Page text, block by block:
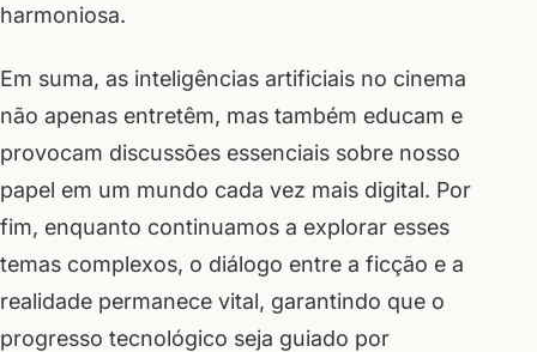
harmoniosa.
Em suma, as inteligências artificiais no cinema
não apenas entretêm, mas também educam e
provocam discussões essenciais sobre nosso
papel em um mundo cada vez mais digital. Por
fim, enquanto continuamos a explorar esses
temas complexos, o diálogo entre a ficção e a
realidade permanece vital, garantindo que o
progresso tecnológico seja guiado por